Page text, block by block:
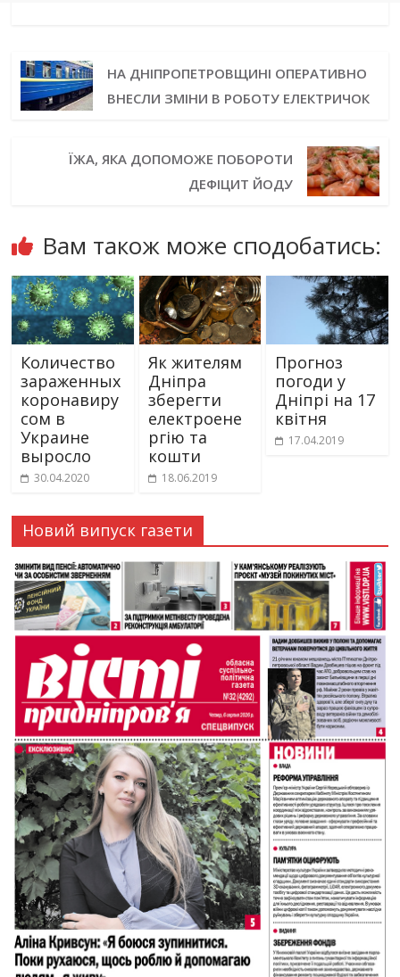
НА ДНІПРОПЕТРОВЩИНІ ОПЕРАТИВНО
ВНЕСЛИ ЗМІНИ В РОБОТУ ЕЛЕКТРИЧОК
ЇЖА, ЯКА ДОПОМОЖЕ ПОБОРОТИ
ДЕФІЦИТ ЙОДУ
Вам також може сподобатись:
Количество
зараженных
коронавиру
сом в
Украине
выросло
30.04.2020
Як жителям
Дніпра
зберегти
електроене
ргію та
кошти
18.06.2019
Прогноз
погоди у
Дніпрі на 17
квітня
17.04.2019
Новий випуск газети